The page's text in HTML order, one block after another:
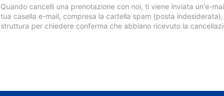
Quando cancelli una prenotazione con noi, ti viene inviata un'e-
tua casella e-mail, compresa la cartella spam (posta
struttura per chiedere conferma che abbiano ricevuto la